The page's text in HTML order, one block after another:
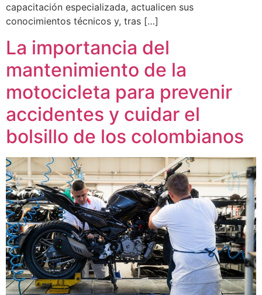
capacitación especializada, actualicen sus
conocimientos técnicos y, tras […]
La importancia del
mantenimiento de la
motocicleta para prevenir
accidentes y cuidar el
bolsillo de los colombianos